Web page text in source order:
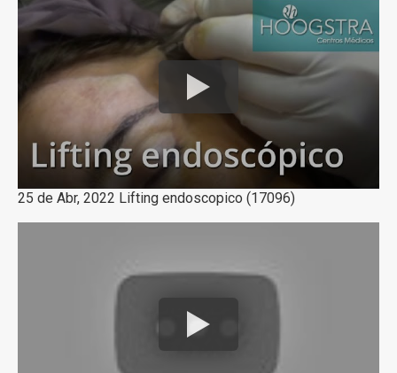
25 de Abr, 2022 Lifting endoscopico (17096)